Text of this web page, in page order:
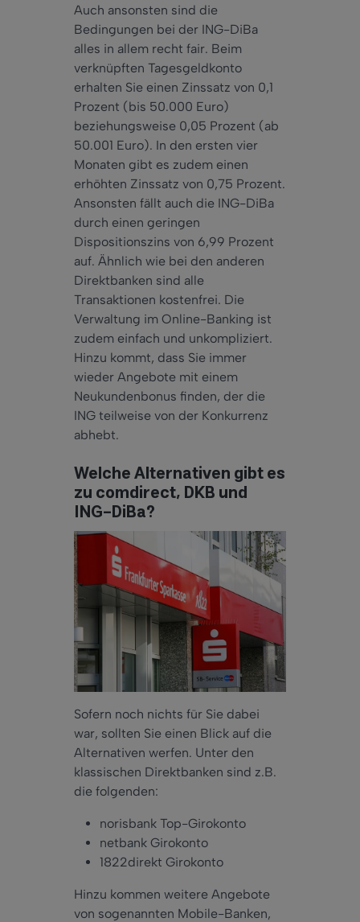
Auch ansonsten sind die
Bedingungen bei der ING-DiBa
alles in allem recht fair. Beim
verknüpften Tagesgeldkonto
erhalten Sie einen Zinssatz von 0,1
Prozent (bis 50.000 Euro)
beziehungsweise 0,05 Prozent (ab
50.001 Euro). In den ersten vier
Monaten gibt es zudem einen
erhöhten Zinssatz von 0,75 Prozent.
Ansonsten fällt auch die ING-DiBa
durch einen geringen
Dispositionszins von 6,99 Prozent
auf. Ähnlich wie bei den anderen
Direktbanken sind alle
Transaktionen kostenfrei. Die
Verwaltung im Online-Banking ist
zudem einfach und unkompliziert.
Hinzu kommt, dass Sie immer
wieder Angebote mit einem
Neukundenbonus finden, der die
ING teilweise von der Konkurrenz
abhebt.
Welche Alternativen gibt es
zu comdirect, DKB und
ING-DiBa?
Sofern noch nichts für Sie dabei
war, sollten Sie einen Blick auf die
Alternativen werfen. Unter den
klassischen Direktbanken sind z.B.
die folgenden:
norisbank Top-Girokonto
netbank Girokonto
1822direkt Girokonto
Hinzu kommen weitere Angebote
von sogenannten Mobile-Banken,